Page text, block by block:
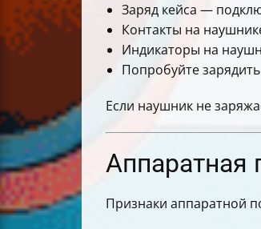
Заряд кейса —
Контакты на
Индикаторы на
Попробуйте
Если наушник не
Аппаратная
Признаки аппаратной